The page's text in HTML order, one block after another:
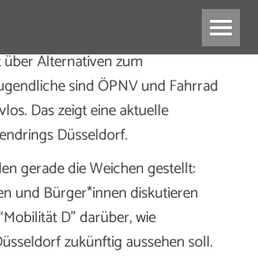
Alternativen zum
sind ÖPNV und Fahrrad
Das zeigt eine aktuelle
Düsseldorf.
gerade die Weichen gestellt:
und Bürger*innen diskutieren
D” darüber, wie
zukünftig aussehen soll.